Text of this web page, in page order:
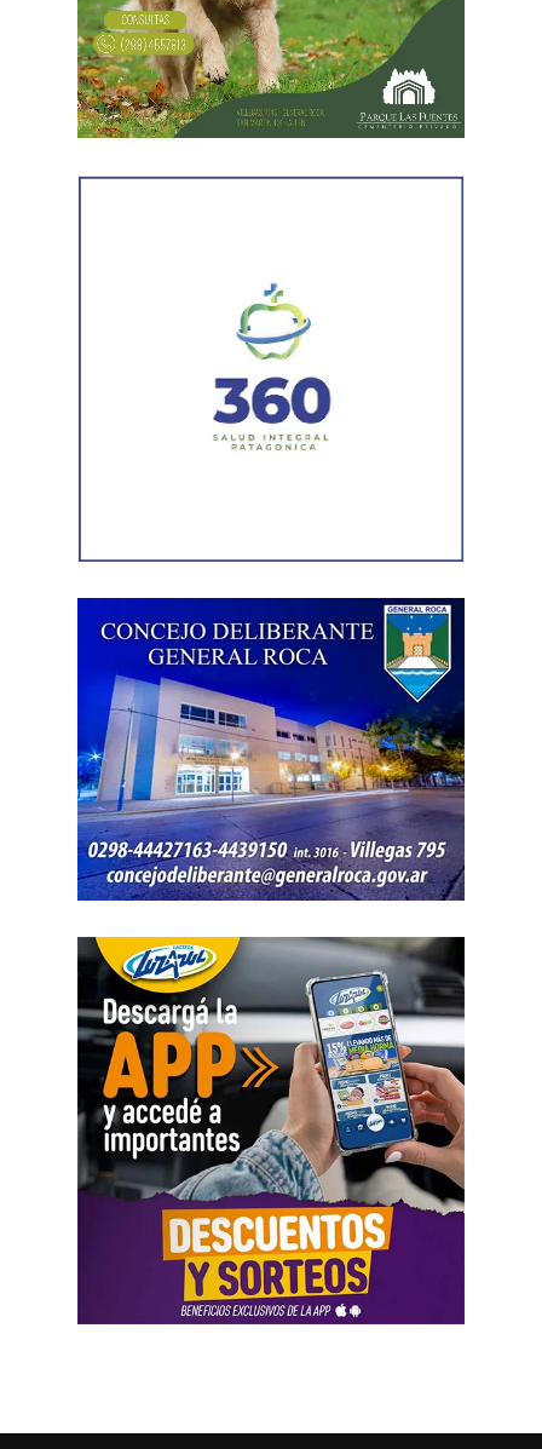
Posteriormente, personal del Gabinete de Criminalística
realizó las diligencias periciales correspondientes, entre
ellas el registro fotográfico de las prendas utilizadas por
los sospechosos, las cuales fueron incorporadas a la
investigación que continúa bajo la órbita del Ministerio